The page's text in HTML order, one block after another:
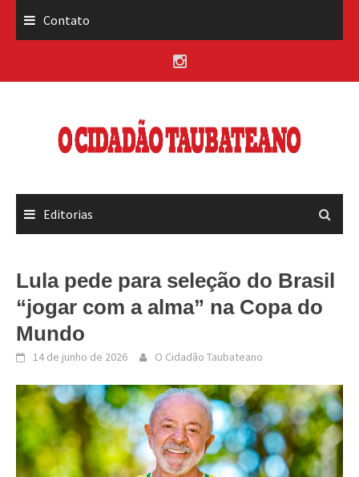
Contato
Editorias
Lula pede para seleção do Brasil
“jogar com a alma” na Copa do
Mundo
14 de junho de 2026 O Cidadão Taubateano